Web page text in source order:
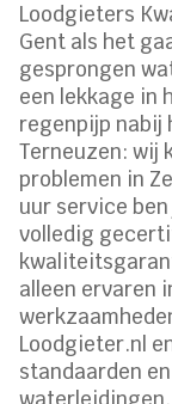
Loodgieters
Gent als het
gesprongen
een lekkage in
regenpijp nabij
Terneuzen: wij
problemen in
uur service
volledig
alleen ervaren
Loodgieter.nl
standaarden